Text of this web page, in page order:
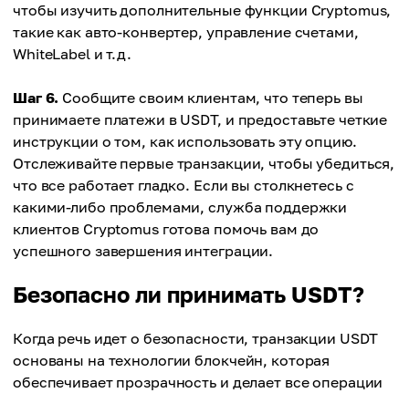
чтобы изучить дополнительные функции Cryptomus,
такие как авто-конвертер, управление счетами,
WhiteLabel и т.д.
Шаг 6. Сообщите своим клиентам, что теперь вы
принимаете платежи в USDT, и предоставьте четкие
инструкции о том, как использовать эту опцию.
Отслеживайте первые транзакции, чтобы убедиться,
что все работает гладко. Если вы столкнетесь с
какими-либо проблемами, служба поддержки
клиентов Cryptomus готова помочь вам до
успешного завершения интеграции.
Безопасно ли принимать USDT?
Когда речь идет о безопасности, транзакции USDT
основаны на технологии блокчейн, которая
обеспечивает прозрачность и делает все операции